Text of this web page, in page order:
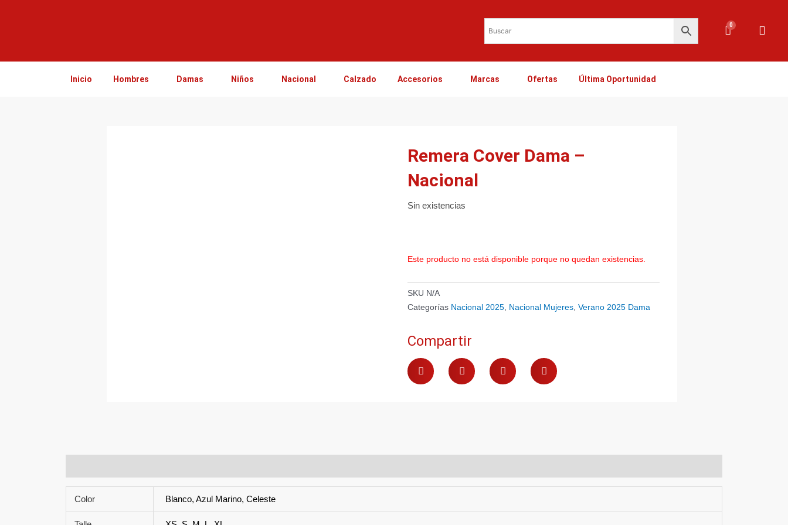
0Carrito
Inicio Hombres Damas Niños Nacional Calzado Accesorios Marcas Ofertas Última Oportunidad
Remera Cover Dama –
Nacional
Sin existencias
Este producto no está disponible porque no quedan existencias.
SKU N/A
Categorías Nacional 2025, Nacional Mujeres,Verano 2025 Dama
Compartir
Color Blanco, Azul Marino, Celeste